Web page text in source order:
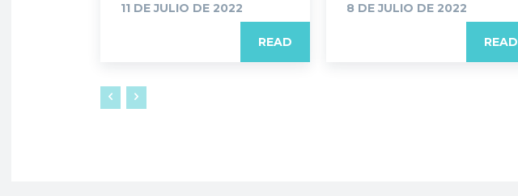
11 DE JULIO DE 2022
READ
8 DE JULIO DE 2022
READ